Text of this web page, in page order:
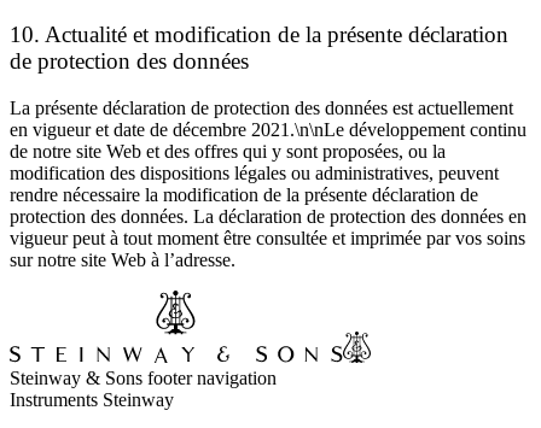
10. Actualité et modification de la présente déclaration
de protection des données
La présente déclaration de protection des données est actuellement
en vigueur et date de décembre 2021.\n\nLe développement continu
de notre site Web et des offres qui y sont proposées, ou la
modification des dispositions légales ou administratives, peuvent
rendre nécessaire la modification de la présente déclaration de
protection des données. La déclaration de protection des données en
vigueur peut à tout moment être consultée et imprimée par vos soins
sur notre site Web à l’adresse.
Steinway & Sons footer navigation
Instruments Steinway